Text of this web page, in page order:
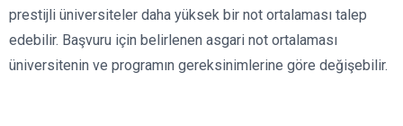
prestijli üniversiteler daha yüksek bir not ortalaması talep
edebilir. Başvuru için belirlenen asgari not ortalaması
üniversitenin ve programın gereksinimlerine göre değişebilir.